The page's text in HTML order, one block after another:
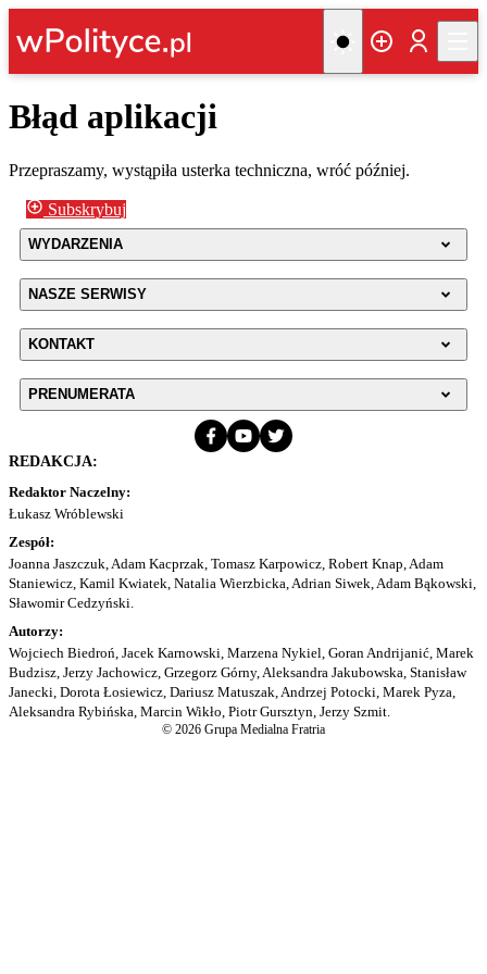
Błąd aplikacji
Przepraszamy, wystąpiła usterka techniczna, wróć później.
Subskrybuj
WYDARZENIA
NASZE SERWISY
KONTAKT
PRENUMERATA
REDAKCJA:
Redaktor Naczelny:
Łukasz Wróblewski
Zespół:
Joanna Jaszczuk, Adam Kacprzak, Tomasz Karpowicz, Robert Knap, Adam
Staniewicz, Kamil Kwiatek, Natalia Wierzbicka, Adrian Siwek, Adam Bąkowski,
Sławomir Cedzyński.
Autorzy:
Wojciech Biedroń, Jacek Karnowski, Marzena Nykiel, Goran Andrijanić, Marek
Budzisz, Jerzy Jachowicz, Grzegorz Górny, Aleksandra Jakubowska, Stanisław
Janecki, Dorota Łosiewicz, Dariusz Matuszak, Andrzej Potocki, Marek Pyza,
Aleksandra Rybińska, Marcin Wikło, Piotr Gursztyn, Jerzy Szmit.
© 2026 Grupa Medialna Fratria